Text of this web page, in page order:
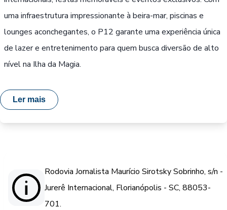
uma infraestrutura impressionante à beira-mar, piscinas e
lounges aconchegantes, o P12 garante uma experiência única
de lazer e entretenimento para quem busca diversão de alto
nível na Ilha da Magia.
Ler mais
Rodovia Jornalista Maurício Sirotsky Sobrinho, s/n -
Jurerê Internacional, Florianópolis - SC, 88053-
701.